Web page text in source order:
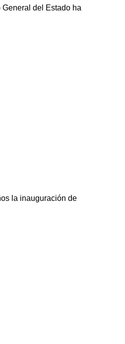
del Estado ha
la inauguración de